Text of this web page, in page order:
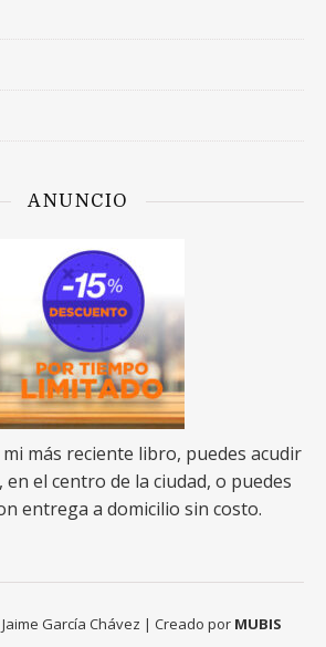
ANUNCIO
más reciente libro, puedes acudir
en el centro de la ciudad, o puedes
entrega a domicilio sin costo.
García Chávez | Creado por MUBIS